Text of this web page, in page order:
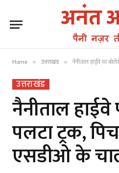
Home » उत्तराखंड » नैनीताल हाईवे पर बोलेरो
उत्तराखंड
नैनीताल हाईवे
पलटा ट्रक,
एसडीओ के